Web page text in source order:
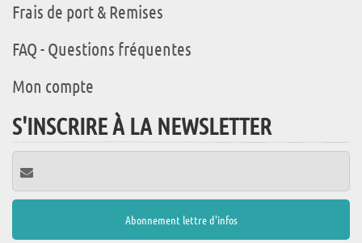
Frais de port & Remises
FAQ - Questions fréquentes
Mon compte
S'INSCRIRE À LA NEWSLETTER